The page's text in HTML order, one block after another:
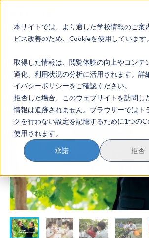
本サイトでは、より適した学校情報のご案
ビス改善のため、Cookieを使用しています。
取得した情報は、閲覧体験の向上やコンテ
適化、利用状況の分析に活用されます。詳
イバシーポリシーをご確認ください。
拒否した場合、このウェブサイトを訪問し
情報は追跡されません。ブラウザーではト
グを行わない設定を記憶するために1つの
使用されます。
承諾 拒否
地域みらい留学のすすめかた
地域みらい留学とは
学校を探す
イベントを探す
おためし地域留学
マガジン
奨学金について
？ イベント参加方法